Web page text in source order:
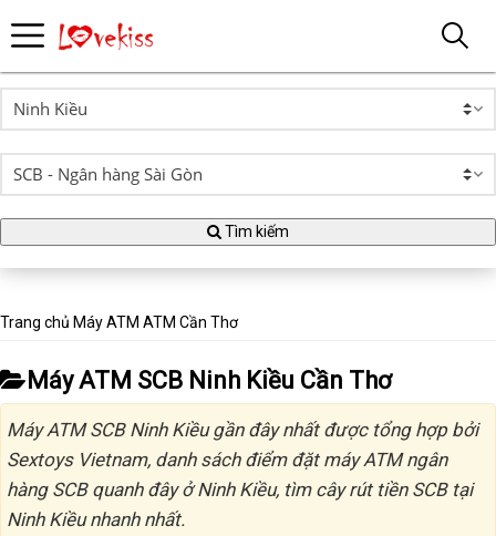
Tìm kiếm
Trang chủ Máy ATM ATM Cần Thơ
Máy ATM SCB Ninh Kiều Cần Thơ
Máy ATM SCB Ninh Kiều gần đây nhất được tổng hợp bởi
Sextoys Vietnam, danh sách điểm đặt máy ATM ngân
hàng SCB quanh đây ở Ninh Kiều, tìm cây rút tiền SCB tại
Ninh Kiều nhanh nhất.